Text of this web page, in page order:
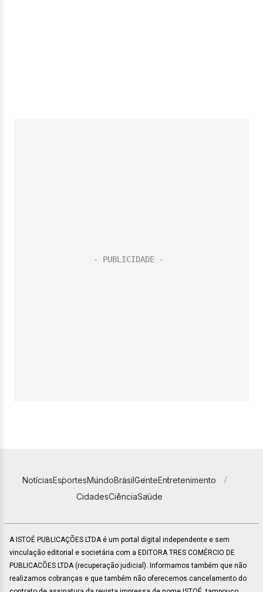
NotíciasEsportesMundoBrasilGenteEntretenimento
CidadesCiênciaSaúde
A ISTOÉ PUBLICAÇÕES LTDA é um portal digital independente e sem
vinculação editorial e societária com a EDITORA TRES COMÉRCIO DE
PUBLICACÕES LTDA (recuperação judicial). Informamos também que não
realizamos cobranças e que também não oferecemos cancelamento do